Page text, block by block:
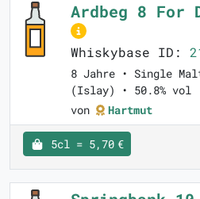
Ardbeg 8 For
Whiskybase ID:
8 Jahre • Single
(Islay) • 50.8% vol
von
Hartmut
5cl = 5,70 €